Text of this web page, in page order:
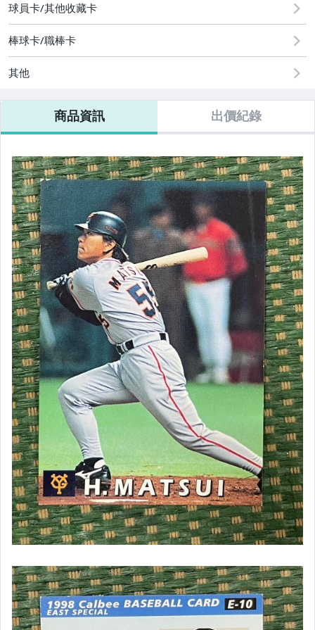
球員卡/其他收藏卡
棒球卡/職棒卡
其他
商品資訊 出價紀錄